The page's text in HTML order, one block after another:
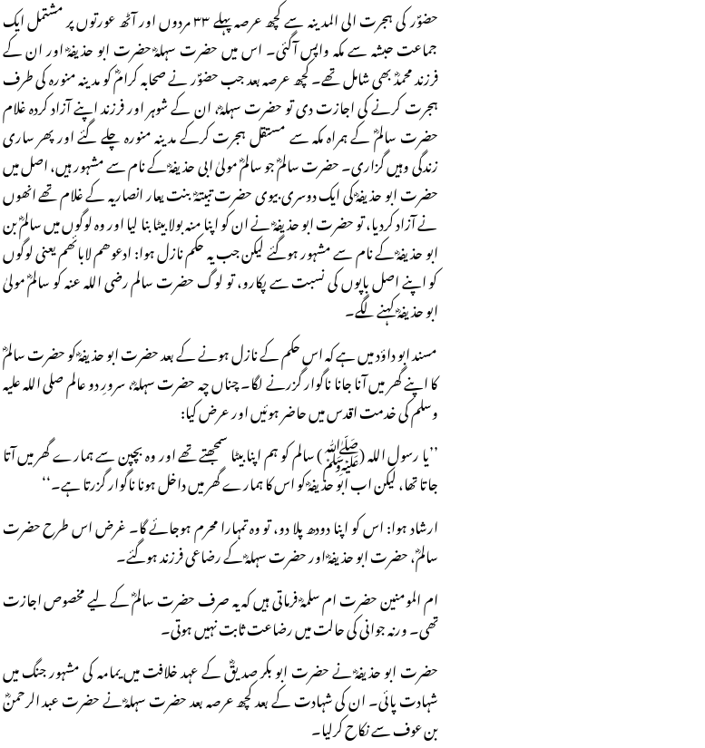
حضوؐر کی ہجرت الی المدینہ سے کچھ عرصہ پہلے ۳۳ مردوں اور آٹھ عورتوں پر مشتمل ایک
جماعت حبشہ سے مکہ واپس آگئی۔ اس میں حضرت سہلہؓ حضرت ابو حذیفہؓ اور ان کے
فرزند محمدؓ بھی شامل تھے۔ کچھ عرصہ بعد جب حضوؐر نے صحابہ کرامؓ کو مدینہ منورہ کی طرف
ہجرت کرنے کی اجازت دی تو حضرت سہلہؓ، ان کے شوہر اور فرزند اپنے آزاد کردہ غلام
حضرت سالمؓ کے ہمراہ مکہ سے مستقل ہجرت کرکے مدینہ منورہ چلے گئے اور پھر ساری
زندگی وہیں گزاری۔ حضرت سالمؓ جو سالمؓ مولیٰ ابی حذیفہؓ کے نام سے مشہور ہیں، اصل میں
حضرت ابو حذیفہؓ کی ایک دوسری بیوی حضرت تبیتہؓ بنت یعار انصاریہ کے غلام تھے انھوں
نے آزاد کردیا، تو حضرت ابو حذیفہؓ نے ان کو اپنا منہ بولا بیٹا بنا لیا اور وہ لوگوں میں سالمؓ بن
ابو حذیفہؓ کے نام سے مشہور ہوگئے لیکن جب یہ حکم نازل ہوا: ادعوھم لابائھم یعنی لوگوں
کو اپنے اصل باپوں کی نسبت سے پکارو، تو لوگ حضرت سالم رضی اللہ عنہ کو سالمؓ مولیٰ
ابو حذیفہؓ کہنے لگے۔
مسند ابو داؤد میں ہے کہ اس حکم کے نازل ہونے کے بعد حضرت ابو حذیفہؓ کو حضرت سالمؓ
کا اپنے گھر میں آنا جانا ناگوار گزرنے لگا۔ چناں چہ حضرت سہلہؓ، سرورِ دو عالم صلی اللہ علیہ
وسلم کی خدمت اقدس میں حاضر ہوئیں اور عرض کیا:
’’یا رسول اللہ (ﷺ) سالم کو ہم اپنا بیٹا سمجھتے تھے اور وہ بچپن سے ہمارے گھر میں آتا
جاتا تھا، لیکن اب ابو حذیفہؓ کو اس کا ہمارے گھر میں داخل ہونا ناگوار گزرتا ہے۔‘‘
ارشاد ہوا: اس کو اپنا دودھ پلا دو، تو وہ تمہارا محرم ہوجائے گا۔ غرض اس طرح حضرت
سالمؓ، حضرت ابو حذیفہؓ اور حضرت سہلہؓ کے رضاعی فرزند ہوگئے۔
ام المومنین حضرت ام سلمہؓ فرماتی ہیں کہ یہ صرف حضرت سالمؓ کے لیے مخصوص اجازت
تھی۔ ورنہ جوانی کی حالت میں رضاعت ثابت نہیں ہوتی۔
حضرت ابو حذیفہؓ نے حضرت ابو بکر صدیقؓ کے عہد خلافت میں یمامہ کی مشہور جنگ میں
شہادت پائی۔ ان کی شہادت کے بعد کچھ عرصہ بعد حضرت سہلہؓ نے حضرت عبد الرحمنؓ
بن عوف سے نکاح کرلیا۔